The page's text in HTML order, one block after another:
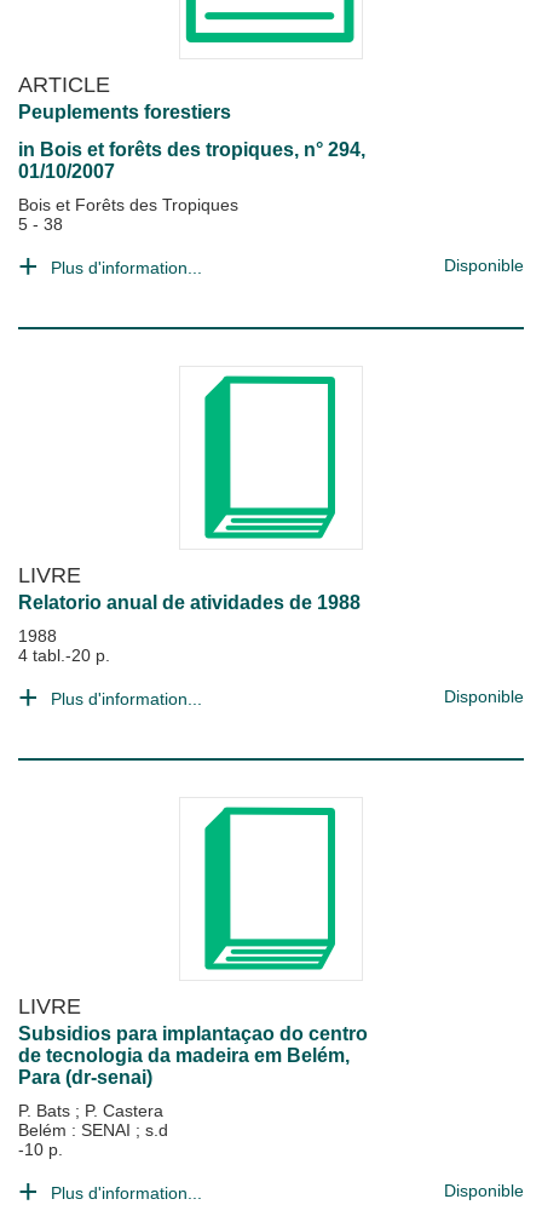
ARTICLE
Peuplements forestiers
in Bois et forêts des tropiques, n° 294,
01/10/2007
Bois et Forêts des Tropiques
5 - 38
Plus d'information... Disponible
LIVRE
Relatorio anual de atividades de 1988
1988
4 tabl.-20 p.
Plus d'information... Disponible
LIVRE
Subsidios para implantaçao do centro
de tecnologia da madeira em Belém,
Para (dr-senai)
P. Bats ; P. Castera
Belém : SENAI ; s.d
-10 p.
Plus d'information... Disponible